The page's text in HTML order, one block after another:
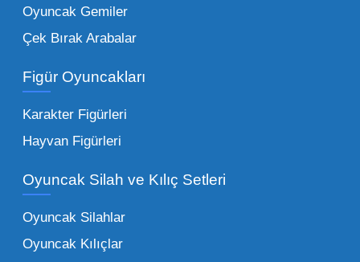
Peluş Oyuncaklar:
vazgeçilmezi olan yumuşak dokulu sevilen
seçeneklerimizi keşfederek koleksiyonunuza
en sevilen karakterleri ekleyebilirsiniz.
Eğitici Setler:
tarafından tercih edilentoptan eğitici
ebeveynlerin son yıllarda en çok satın aldığı
ürün grupları arasında yer almaktadır.
Oyuncak Gemiler
Çek Bırak Arabalar
Figür Oyuncakları
Karakter Figürleri
Hayvan Figürleri
Oyuncak Silah ve Kılıç Setleri
Oyuncak Silahlar
Oyuncak Kılıçlar